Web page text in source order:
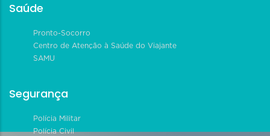
Saúde
Pronto-Socorro
Centro de Atenção à Saúde do Viajante
SAMU
Segurança
Polícia Militar
Polícia Civil